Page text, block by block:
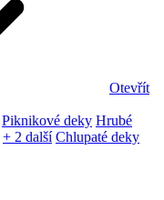
Otevřít
Piknikové deky Hrubé
+ 2 další Chlupaté deky